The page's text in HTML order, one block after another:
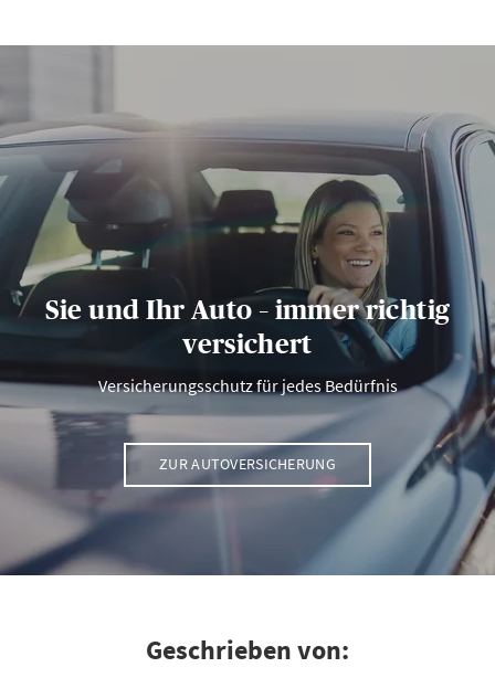
Sie und Ihr Auto – immer richtig
versichert
Versicherungsschutz für jedes Bedürfnis
ZUR AUTOVERSICHERUNG
Geschrieben von: